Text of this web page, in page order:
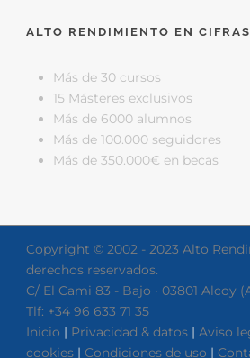
ALTO RENDIMIENTO EN CIFRAS
Más de 30 cursos
15 Másteres exclusivos
Más de 6000 alumnos
Más de 100.000 seguidores
Más de 350.000€ en becas
Copyright © 2002 - 2023 Alto
derechos reservados.
C/ El Cami 83 - Bajo · 03801 Alcoy
Tlf: +34 96 633 71 35
Inicio | Privacidad & datos | Aviso
cookies | Condiciones de uso |